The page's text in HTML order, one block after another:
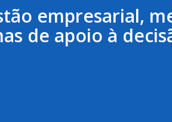
empresarial,
de apoio à